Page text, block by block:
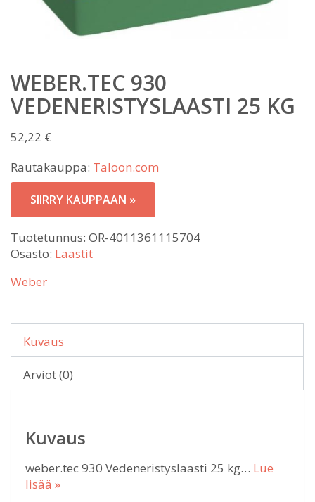
WEBER.TEC 930
VEDENERISTYSLAASTI 25 KG
52,22 €
Rautakauppa: Taloon.com
SIIRRY KAUPPAAN »
Tuotetunnus: OR-4011361115704
Osasto: Laastit
Weber
Kuvaus
Arviot (0)
Kuvaus
weber.tec 930 Vedeneristyslaasti 25 kg… Lue
lisää »